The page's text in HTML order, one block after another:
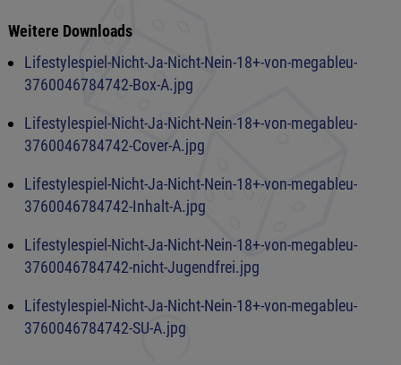
Weitere Downloads
Lifestylespiel-Nicht-Ja-Nicht-Nein-18+-von-megableu-
3760046784742-Box-A.jpg
Lifestylespiel-Nicht-Ja-Nicht-Nein-18+-von-megableu-
3760046784742-Cover-A.jpg
Lifestylespiel-Nicht-Ja-Nicht-Nein-18+-von-megableu-
3760046784742-Inhalt-A.jpg
Lifestylespiel-Nicht-Ja-Nicht-Nein-18+-von-megableu-
3760046784742-nicht-Jugendfrei.jpg
Lifestylespiel-Nicht-Ja-Nicht-Nein-18+-von-megableu-
3760046784742-SU-A.jpg